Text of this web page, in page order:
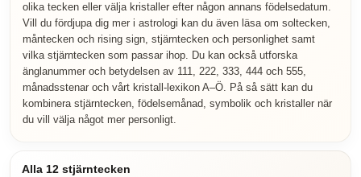
olika tecken eller välja kristaller efter någon annans födelsedatum.
Vill du fördjupa dig mer i astrologi kan du även läsa om soltecken,
måntecken och rising sign, stjärntecken och personlighet samt
vilka stjärntecken som passar ihop. Du kan också utforska
änglanummer och betydelsen av 111, 222, 333, 444 och 555,
månadsstenar och vårt kristall-lexikon A–Ö. På så sätt kan du
kombinera stjärntecken, födelsemånad, symbolik och kristaller när
du vill välja något mer personligt.
Alla 12 stjärntecken